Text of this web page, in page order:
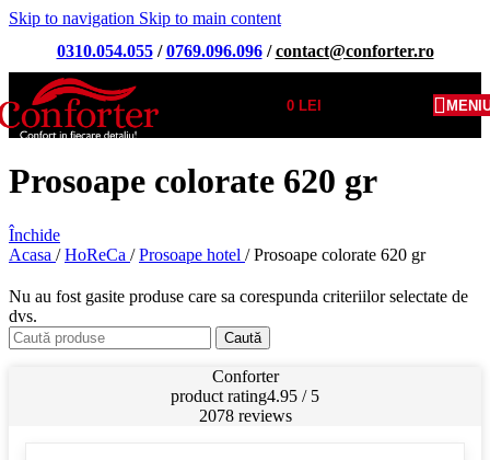
Skip to navigation Skip to main content
0310.054.055/0769.096.096/contact@conforter.ro
0LEI
Prosoape colorate 620 gr
Închide
Acasa / HoReCa / Prosoape hotel / Prosoape colorate 620 gr
Nu au fost gasite produse care sa corespunda criteriilor selectate de
dvs.
Caută
Conforter
product rating4.95 / 5
2078 reviews